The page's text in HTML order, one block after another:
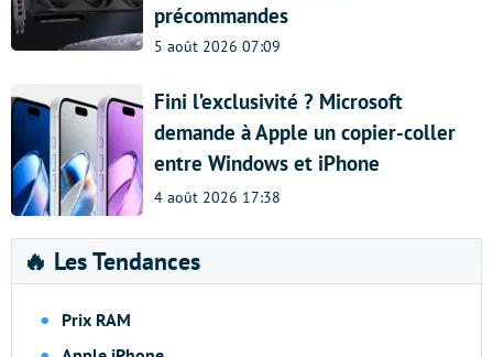
précommandes
5 août 2026 07:09
Fini l’exclusivité ? Microsoft
demande à Apple un copier-coller
entre Windows et iPhone
4 août 2026 17:38
🔥 Les Tendances
Prix RAM